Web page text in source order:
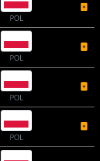
POL
POL
POL
POL